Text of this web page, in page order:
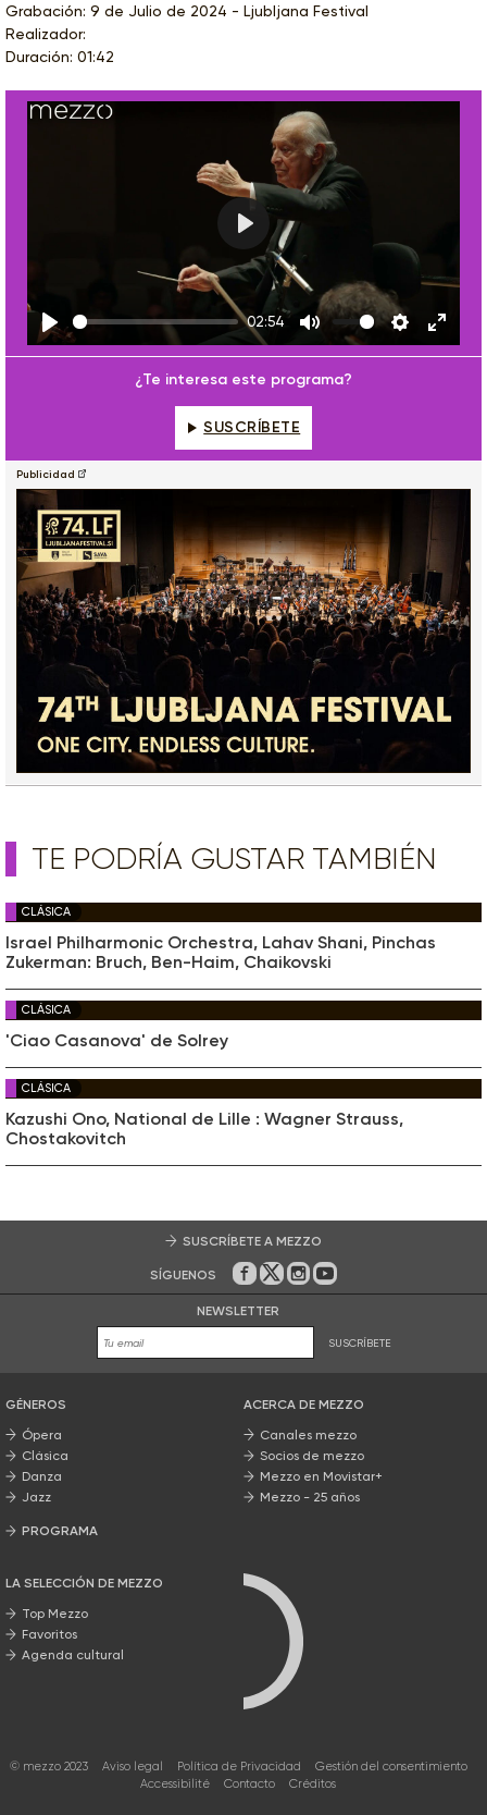
Grabación: 9 de Julio de 2024 - Ljubljana Festival
Realizador:
Duración: 01:42
Play
02:54
Mute Settings
Enter
Play
¿Te interesa este programa?
SUSCRÍBETE
Publicidad
TE PODRÍA GUSTAR TAMBIÉN
CLÁSICA
Israel Philharmonic Orchestra, Lahav Shani, Pinchas
Zukerman: Bruch, Ben-Haim, Chaikovski
CLÁSICA
'Ciao Casanova' de Solrey
CLÁSICA
Kazushi Ono, National de Lille : Wagner Strauss,
Chostakovitch
SUSCRÍBETE A MEZZO
SÍGUENOS En Facebook
En Twitter
En Instagram
En Youtube
NEWSLETTER
SUSCRÍBETE
GÉNEROS
Ópera
Clásica
Danza
Jazz
PROGRAMA
LA SELECCIÓN DE MEZZO
Top Mezzo
Favoritos
Agenda cultural
ACERCA DE MEZZO
Canales mezzo
Socios de mezzo
Mezzo en Movistar+
Mezzo - 25 años
© mezzo 2023 Aviso legal Política de Privacidad
Gestión del consentimiento
Accessibilité
Contacto Créditos